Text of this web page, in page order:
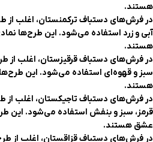
هستند.
در فرش‌های دستباف ترکمنستان، اغلب از
آبی و زرد استفاده می‌شود. این طرح‌ها
هستند.
در فرش‌های دستباف قرقیزستان، اغلب از
سبز و قهوه‌ای استفاده می‌شود. این
هستند.
در فرش‌های دستباف تاجیکستان، اغلب از
قرمز، سبز و بنفش استفاده می‌شود. این
عشق هستند.
در فرش‌های دستباف قزاقستان، اغلب از